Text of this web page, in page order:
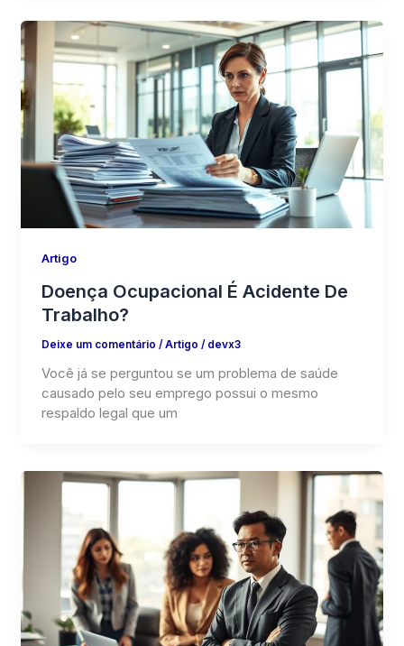
Artigo
Doença Ocupacional É Acidente De
Trabalho?
Deixe um comentário / Artigo / devx3
Você já se perguntou se um problema de saúde
causado pelo seu emprego possui o mesmo
respaldo legal que um